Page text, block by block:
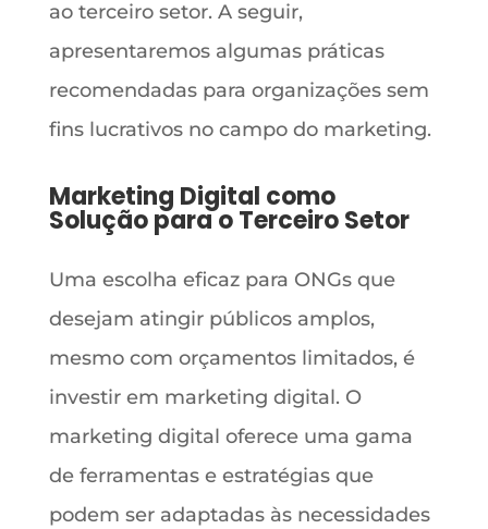
ao terceiro setor. A seguir,
apresentaremos algumas práticas
recomendadas para organizações sem
fins lucrativos no campo do marketing.
Marketing Digital como
Solução para o Terceiro Setor
Uma escolha eficaz para ONGs que
desejam atingir públicos amplos,
mesmo com orçamentos limitados, é
investir em marketing digital. O
marketing digital oferece uma gama
de ferramentas e estratégias que
podem ser adaptadas às necessidades